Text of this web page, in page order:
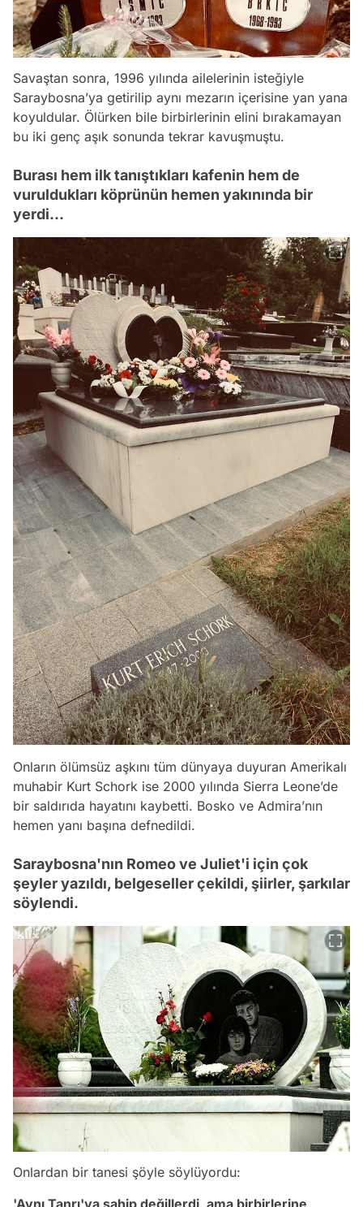
Savaştan sonra, 1996 yılında ailelerinin isteğiyle
Saraybosna’ya getirilip aynı mezarın içerisine yan yana
koyuldular. Ölürken bile birbirlerinin elini bırakamayan
bu iki genç aşık sonunda tekrar kavuşmuştu.
Burası hem ilk tanıştıkları kafenin hem de
vuruldukları köprünün hemen yakınında bir
yerdi...
Onların ölümsüz aşkını tüm dünyaya duyuran Amerikalı
muhabir Kurt Schork ise 2000 yılında Sierra Leone’de
bir saldırıda hayatını kaybetti. Bosko ve Admira’nın
hemen yanı başına defnedildi.
Saraybosna'nın Romeo ve Juliet'i için çok
şeyler yazıldı, belgeseller çekildi, şiirler, şarkılar
söylendi.
Onlardan bir tanesi şöyle söylüyordu:
'Aynı Tanrı'ya sahip değillerdi, ama birbirlerine